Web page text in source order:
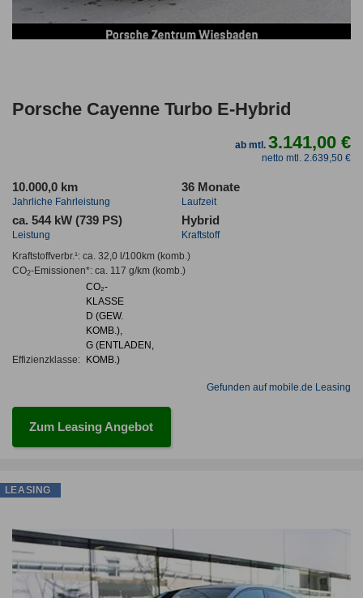
Porsche Cayenne Turbo E-Hybrid
ab mtl.3.141,00 €
netto mtl. 2.639,50 €
10.000,0 km
Jahrliche Fahrleistung
36 Monate
Laufzeit
ca. 544 kW (739 PS)
Leistung
Hybrid
Kraftstoff
Kraftstoffverbr.¹: ca. 32,0 l/100km(komb.)
CO2-Emissionen*: ca. 117 g/km(komb.)
Effizienzklasse:
CO₂-
KLASSE
D (GEW.
KOMB.),
G (ENTLADEN,
KOMB.)
Gefunden auf mobile.de Leasing
Zum Leasing Angebot
LEASING